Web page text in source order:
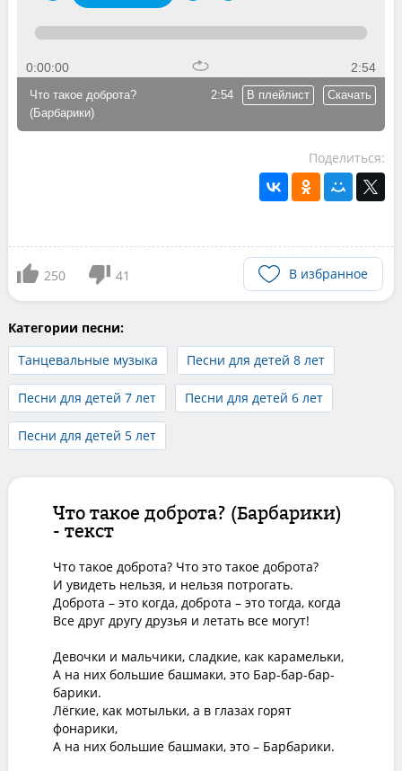
0:00:00 2:54
2:54 В плейлист Скачать
Что такое доброта?
(Барбарики)
Поделиться:
250 41 В избранное
Категории песни:
Танцевальные музыка
Песни для детей 8 лет
Песни для детей 7 лет Песни для детей 6 лет
Песни для детей 5 лет
Что такое доброта? (Барбарики)
- текст
Что такое доброта? Что это такое доброта?
И увидеть нельзя, и нельзя потрогать.
Доброта – это когда, доброта – это тогда, когда
Все друг другу друзья и летать все могут!
Девочки и мальчики, сладкие, как карамельки,
А на них большие башмаки, это Бар-бар-бар-
барики.
Лёгкие, как мотыльки, а в глазах горят
фонарики,
А на них большие башмаки, это – Барбарики.